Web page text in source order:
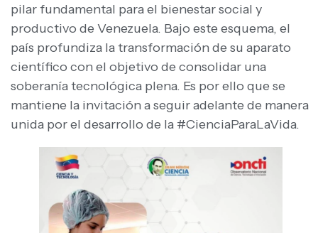
pilar fundamental para el bienestar social y
productivo de Venezuela. Bajo este esquema, el
país profundiza la transformación de su aparato
científico con el objetivo de consolidar una
soberanía tecnológica plena. Es por ello que se
mantiene la invitación a seguir adelante de manera
unida por el desarrollo de la #CienciaParaLaVida.